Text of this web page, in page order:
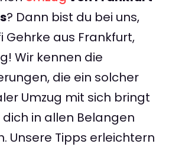
? Dann bist du bei uns,
Gehrke aus Frankfurt,
Wir kennen die
die ein solcher
Umzug mit sich bringt
in allen Belangen
Unsere Tipps erleichtern